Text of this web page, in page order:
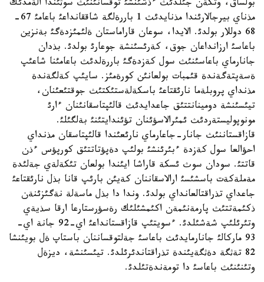
بولساق، وتكةن جئلدئث ءذشئنشئ توقسانئنئث سوثئندا الةمدئك
مذناي بيرجالارئندا مذنايدئث 1 باررةلگة شاققانداعئ باعامئ 67-
68 دوللار بولدئ. الايدا، سوعان قاراماستان ةلئمئزدةگئ بةنزين
باعاسئ ارزانداعان جوق، كةرئسئنشة جوعارئ بولدئ. بذدان
جانارماي باعاسئنئث سول كةزدةگئ باررةلدئث باعامئنا شاعئپ
ةسةپتةگةندة قئمبات بولعانئن كورةمئز. سايئپ كةلگةندة
مذنداي پروبلةما نارئقتاعئ باسكةلةستئكتئث جوقتئعئنان،
تيئسئنشة دومينانتتئق جاعدايدئث قالئپتاسقانئنان ءارئ
مونوپوليستةردئث ئمئرالاسؤئنان تؤئندايتئنئ بةلگئلئ.
قازاقستاننئث جانار-جاعارماي نارئعئندا قالئپتاسقان مذنداي
احؤالعا سول كةزدة ءبئرئنشئ بولئپ دةپؤتاتتئق كورپؤس ءذن
قاتتئ. سودان سوث ئسكة قاراشا ايئندا بولعان تئكةلةي جةلئدة
مةملةكةت باسشئسئ ارالاسقاننان كةيئن بارئپ قانا بذل نارئقتاعئ
جاعداي تذراقتالعانداي بولدئ. وندا دا بذل ماسةلة نةگئزئنةن
ذكئمةتتئث پارمةنئمةن اكئمشئلئك رةسؤرستارعا ارقا سذيةي
وتئرئلئپ شةشئلدئ. ءسويتئپ قازاقستانداعئ اي-92 جانة اي-
93 ماركالئ جانارمايدئث باعاسئ جةلتوقساننان باستاپ ةل بويئنشا
82 تةثگة دةثگةيئندة تذراقتاندئرئلدئ. تيئسئنشة، ديزةل
وتئنئنئث باعاسئ دا تومةندةتئلدئ.